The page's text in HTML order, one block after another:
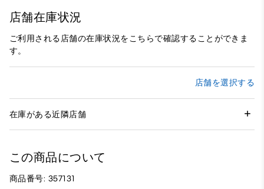
店舗在庫状況
ご利用される店舗の在庫状況をこちらで確認することができま
す。
店舗を選択する
在庫がある近隣店舗
この商品について
商品番号: 357131